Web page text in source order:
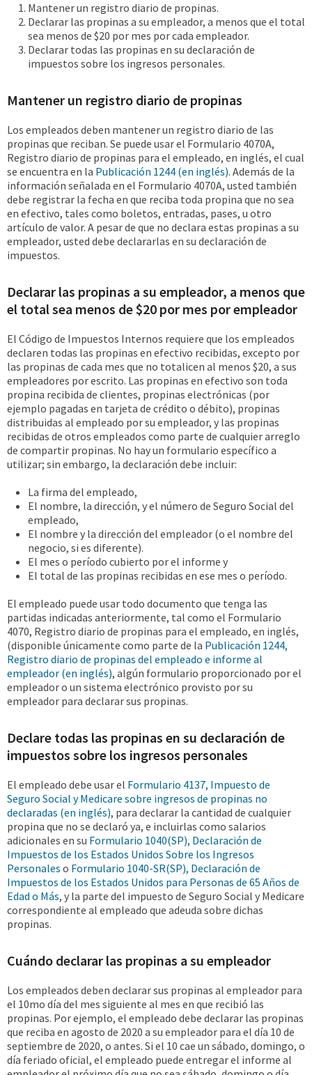
Mantener un registro diario de propinas.
Declarar las propinas a su empleador, a menos que el total
sea menos de $20 por mes por cada empleador.
Declarar todas las propinas en su declaración de
impuestos sobre los ingresos personales.
Mantener un registro diario de propinas
Los empleados deben mantener un registro diario de las
propinas que reciban. Se puede usar el Formulario 4070A,
Registro diario de propinas para el empleado, en inglés, el cual
se encuentra en la Publicación 1244 (en inglés). Además de la
información señalada en el Formulario 4070A, usted también
debe registrar la fecha en que reciba toda propina que no sea
en efectivo, tales como boletos, entradas, pases, u otro
artículo de valor. A pesar de que no declara estas propinas a su
empleador, usted debe declararlas en su declaración de
impuestos.
Declarar las propinas a su empleador, a menos que
el total sea menos de $20 por mes por empleador
El Código de Impuestos Internos requiere que los empleados
declaren todas las propinas en efectivo recibidas, excepto por
las propinas de cada mes que no totalicen al menos $20, a sus
empleadores por escrito. Las propinas en efectivo son toda
propina recibida de clientes, propinas electrónicas (por
ejemplo pagadas en tarjeta de crédito o débito), propinas
distribuidas al empleado por su empleador, y las propinas
recibidas de otros empleados como parte de cualquier arreglo
de compartir propinas. No hay un formulario específico a
utilizar; sin embargo, la declaración debe incluir:
La firma del empleado,
El nombre, la dirección, y el número de Seguro Social del
empleado,
El nombre y la dirección del empleador (o el nombre del
negocio, si es diferente).
El mes o período cubierto por el informe y
El total de las propinas recibidas en ese mes o período.
El empleado puede usar todo documento que tenga las
partidas indicadas anteriormente, tal como el Formulario
4070, Registro diario de propinas para el empleado, en inglés,
(disponible únicamente como parte de la Publicación 1244,
Registro diario de propinas del empleado e informe al
empleador (en inglés), algún formulario proporcionado por el
empleador o un sistema electrónico provisto por su
empleador para declarar sus propinas.
Declare todas las propinas en su declaración de
impuestos sobre los ingresos personales
El empleado debe usar el Formulario 4137, Impuesto de
Seguro Social y Medicare sobre ingresos de propinas no
declaradas (en inglés), para declarar la cantidad de cualquier
propina que no se declaró ya, e incluirlas como salarios
adicionales en su Formulario 1040(SP), Declaración de
Impuestos de los Estados Unidos Sobre los Ingresos
Personales o Formulario 1040-SR(SP), Declaración de
Impuestos de los Estados Unidos para Personas de 65 Años de
Edad o Más, y la parte del impuesto de Seguro Social y Medicare
correspondiente al empleado que adeuda sobre dichas
propinas.
Cuándo declarar las propinas a su empleador
Los empleados deben declarar sus propinas al empleador para
el 10mo día del mes siguiente al mes en que recibió las
propinas. Por ejemplo, el empleado debe declarar las propinas
que reciba en agosto de 2020 a su empleador para el día 10 de
septiembre de 2020, o antes. Si el 10 cae un sábado, domingo, o
día feriado oficial, el empleado puede entregar el informe al